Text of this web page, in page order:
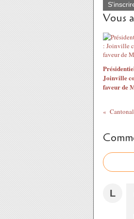
Vous
Joinville
faveur de
L